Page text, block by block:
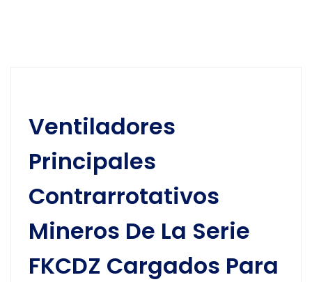
Ventiladores
Principales
Contrarrotativos
Mineros De La Serie
FKCDZ Cargados Para